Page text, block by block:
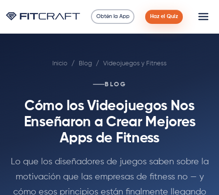
Obtén la App Haz el Quiz
90 Días
Inicio / Blog / Videojuegos y Fitness
BLOG
Cómo los Videojuegos Nos
Enseñaron a Crear Mejores
Apps de Fitness
Lo que los diseñadores de juegos saben sobre la
motivación que las empresas de fitness no — y
cómo esos principios están finalmente llegando